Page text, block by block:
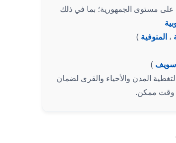
مستوى الجمهورية؛ بما في ذلك
، المنوفية )
سويف )
المدن والأحياء والقرى لضمان
وقت ممكن.